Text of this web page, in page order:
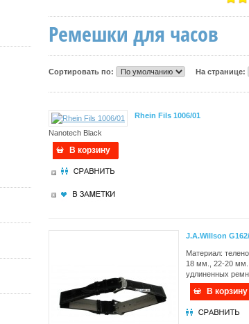
Ремешки для часов
Сортировать по: На странице:
Rhein Fils 1006/01
Nanotech Black
В корзину
J.A.Willson
Материал:
18 мм., 22-20
удлиненных
В корзину